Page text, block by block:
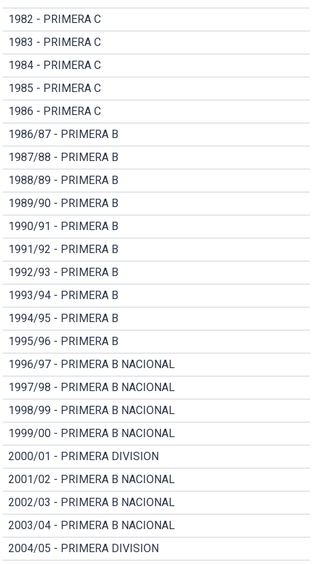
1982 - PRIMERA C
1983 - PRIMERA C
1984 - PRIMERA C
1985 - PRIMERA C
1986 - PRIMERA C
1986/87 - PRIMERA B
1987/88 - PRIMERA B
1988/89 - PRIMERA B
1989/90 - PRIMERA B
1990/91 - PRIMERA B
1991/92 - PRIMERA B
1992/93 - PRIMERA B
1993/94 - PRIMERA B
1994/95 - PRIMERA B
1995/96 - PRIMERA B
1996/97 - PRIMERA B NACIONAL
1997/98 - PRIMERA B NACIONAL
1998/99 - PRIMERA B NACIONAL
1999/00 - PRIMERA B NACIONAL
2000/01 - PRIMERA DIVISION
2001/02 - PRIMERA B NACIONAL
2002/03 - PRIMERA B NACIONAL
2003/04 - PRIMERA B NACIONAL
2004/05 - PRIMERA DIVISION